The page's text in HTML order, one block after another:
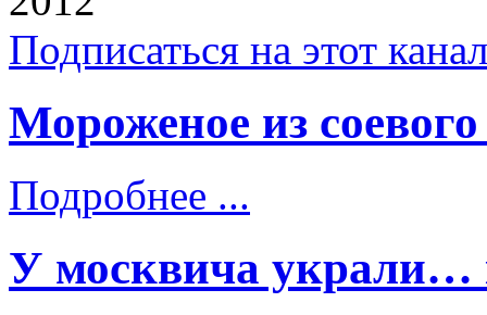
Подписаться на этот
Мороженое из соевого
Подробнее ...
У москвича украли…